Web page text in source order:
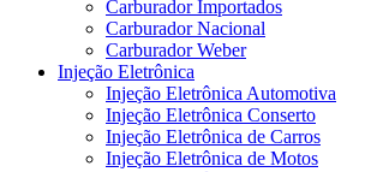
Carburador Importados
Carburador Nacional
Carburador Weber
Injeção Eletrônica
Injeção Eletrônica Automotiva
Injeção Eletrônica Conserto
Injeção Eletrônica de Carros
Injeção Eletrônica de Motos